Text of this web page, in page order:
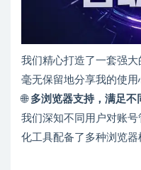
我们精心打造了一套强
毫无保留地分享我的使用
🌐 多浏览器支持，满足不
我们深知不同用户对账
化工具配备了多种浏览器